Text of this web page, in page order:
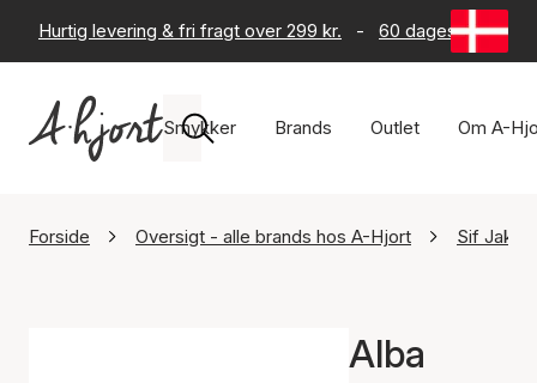
Hurtig levering & fri fragt over 299 kr. - 60 dages returret
Smykker Brands Outlet Om A-
Forside Oversigt - alle brands hos A-Hjort Sif
Alba